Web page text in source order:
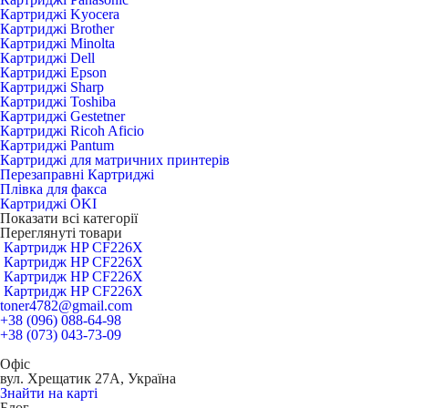
Картриджі Kyocera
Картриджі Brother
Картриджі Minolta
Картриджі Dell
Картриджі Epson
Картриджі Sharp
Картриджі Toshiba
Картриджі Gestetner
Картриджі Ricoh Aficio
Картриджі Pantum
Картриджі для матричних принтерів
Перезаправні Картриджі
Плівка для факса
Картриджі OKI
Показати всі категорії
Переглянуті товари
Картридж HP CF226X
Картридж HP CF226X
Картридж HP CF226X
Картридж HP CF226X
toner4782@gmail.com
+38 (096) 088-64-98
+38 (073) 043-73-09
Офіс
вул. Хрещатик 27А, Україна
Знайти на карті